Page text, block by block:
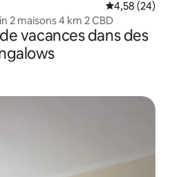
Évaluation
4,58 (24)
2 maisons 4 km 2 CBD
vacances dans des